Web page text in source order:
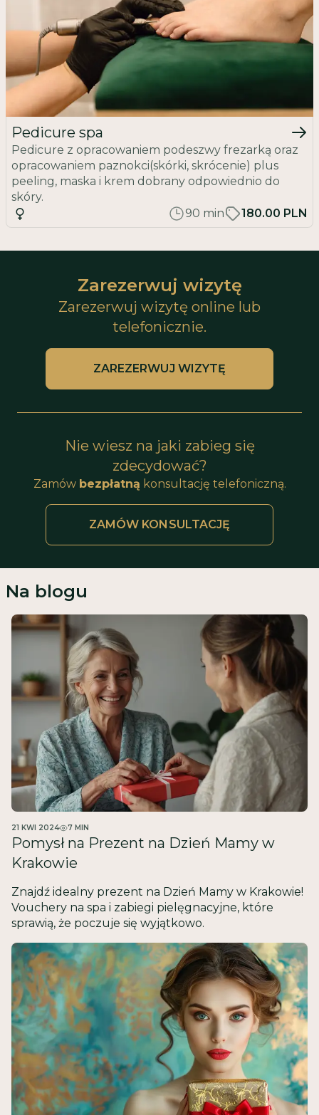
Pedicure spa
Pedicure z opracowaniem podeszwy frezarką oraz
opracowaniem paznokci(skórki, skrócenie) plus
peeling, maska i krem dobrany odpowiednio do
skóry.
90 min 180.00 PLN
Zarezerwuj wizytę
Zarezerwuj wizytę online lub
telefonicznie.
ZAREZERWUJ WIZYTĘ
Nie wiesz na jaki zabieg się
zdecydować?
Zamów bezpłatną konsultację telefoniczną.
ZAMÓW KONSULTACJĘ
Na blogu
21 KWI 2024 7 MIN
Pomysł na Prezent na Dzień Mamy w
Krakowie
Znajdź idealny prezent na Dzień Mamy w Krakowie!
Vouchery na spa i zabiegi pielęgnacyjne, które
sprawią, że poczuje się wyjątkowo.